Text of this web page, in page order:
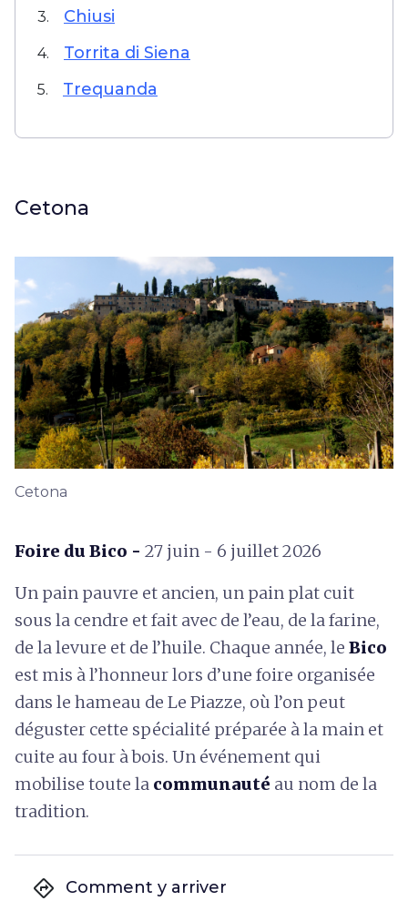
3. Chiusi
4. Torrita di Siena
5. Trequanda
Cetona
Cetona
Foire du Bico - 27 juin - 6 juillet 2026
Un pain pauvre et ancien, un pain plat cuit
sous la cendre et fait avec de l’eau, de la farine,
de la levure et de l’huile. Chaque année, le Bico
est mis à l’honneur lors d’une foire organisée
dans le hameau de Le Piazze, où l’on peut
déguster cette spécialité préparée à la main et
cuite au four à bois. Un événement qui
mobilise toute la communauté au nom de la
tradition.
directions Comment y arriver